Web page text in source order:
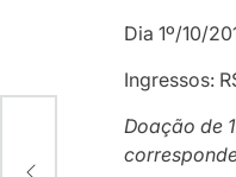
Dia 1º/10/
Ingressos:
Doação de